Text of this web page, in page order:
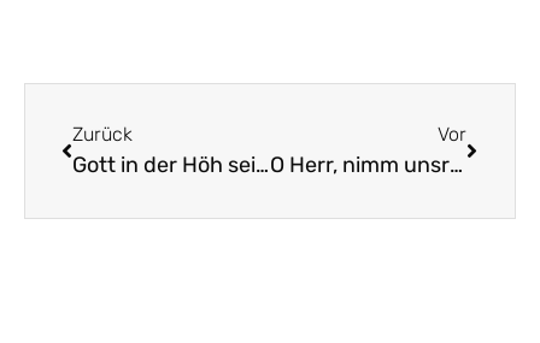
Zurück
Gott in der Höh sei Preis und Ehr
Vor
O Herr, nimm unsre Gaben